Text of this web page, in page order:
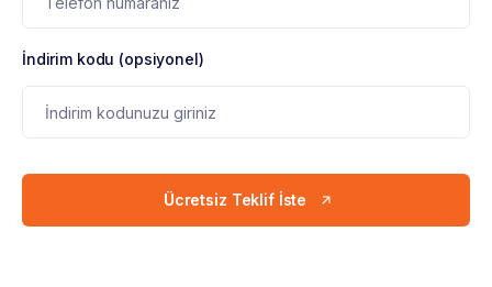
İndirim kodu (opsiyonel)
Ücretsiz Teklif İste